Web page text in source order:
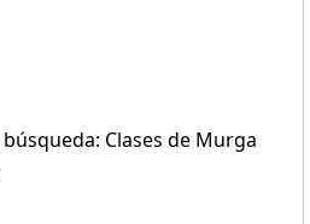
Clases de Murga